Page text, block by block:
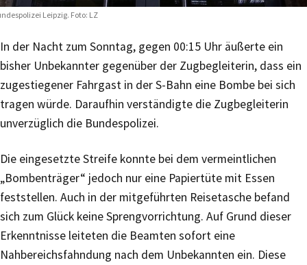
Leipzig. Foto: LZ
In der Nacht zum Sonntag, gegen 00:15 Uhr äußerte ein
bisher Unbekannter gegenüber der Zugbegleiterin, dass ein
zugestiegener Fahrgast in der S-Bahn eine Bombe bei sich
tragen würde. Daraufhin verständigte die Zugbegleiterin
unverzüglich die Bundespolizei.
Die eingesetzte Streife konnte bei dem vermeintlichen
„Bombenträger“ jedoch nur eine Papiertüte mit Essen
feststellen. Auch in der mitgeführten Reisetasche befand
sich zum Glück keine Sprengvorrichtung. Auf Grund dieser
Erkenntnisse leiteten die Beamten sofort eine
Nahbereichsfahndung nach dem Unbekannten ein. Diese